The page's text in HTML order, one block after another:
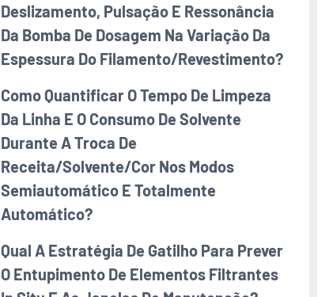
Deslizamento, Pulsação E Ressonância
Da Bomba De Dosagem Na Variação Da
Espessura Do Filamento/revestimento?
Como Quantificar O Tempo De Limpeza
Da Linha E O Consumo De Solvente
Durante A Troca De
Receita/solvente/cor Nos Modos
Semiautomático E Totalmente
Automático?
Qual A Estratégia De Gatilho Para Prever
O Entupimento De Elementos Filtrantes